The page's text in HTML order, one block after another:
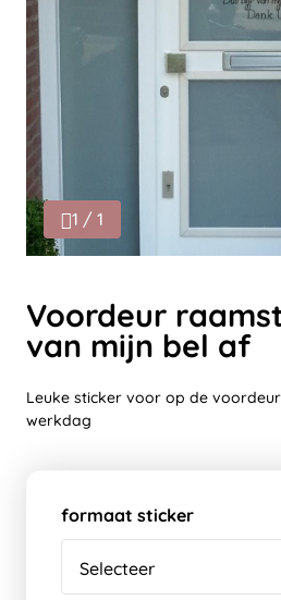
1 / 1
Voordeur
van mijn bel af
Leuke sticker voor op de
werkdag
formaat sticker